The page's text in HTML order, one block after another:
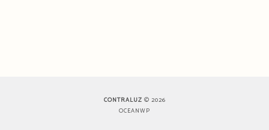
CONTRALUZ © 2026
OCEANWP